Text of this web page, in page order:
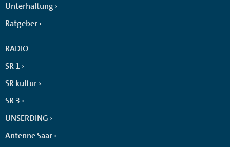
Unterhaltung
Ratgeber
RADIO
SR 1
SR kultur
SR 3
UNSERDING
Antenne Saar